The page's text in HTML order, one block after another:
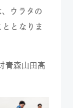
ウラタの
となりま
青森山田高